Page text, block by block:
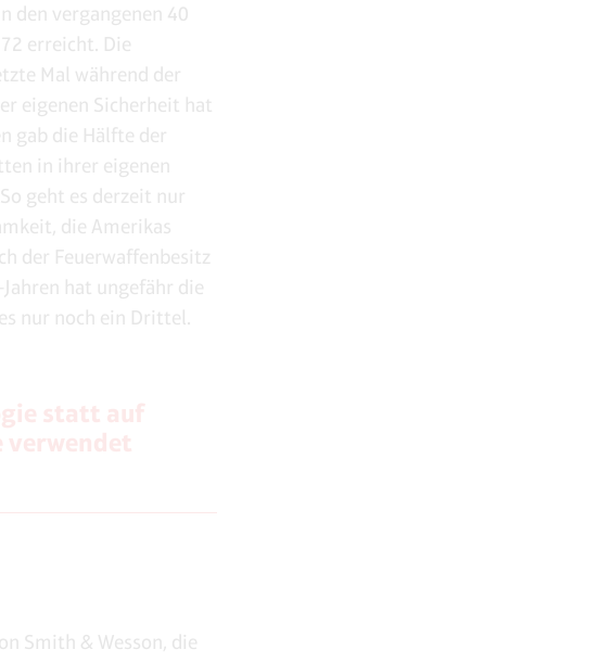
den vergangenen 40
erreicht. Die
Mal während der
eigenen Sicherheit hat
gab die Hälfte der
in ihrer eigenen
geht es derzeit nur
die Amerikas
der Feuerwaffenbesitz
hat ungefähr die
nur noch ein Drittel.
Smith & Wesson, die